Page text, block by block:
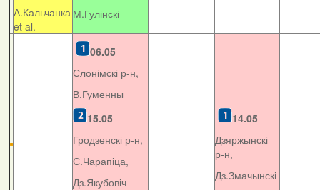
А.Кальчанка
et al.
М.Гулінскі
06.05
Слонімскі р-н,
В.Гуменны
15.05
Гродзенскі р-н,
С.Чарапіца,
Дз.Якубовіч
14.05
Дзяржынскі
р-н,
Дз.Змачынскі